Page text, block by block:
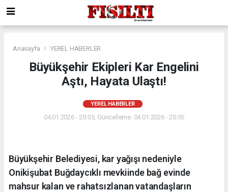
Anasayfa YEREL HABERLER
Büyükşehir Ekipleri Kar Engelini
Aştı, Hayata Ulaştı!
YEREL HABERLER
04.01.2026 - 20:05, Güncelleme: 04.01.2026 - 20:05
Büyükşehir Belediyesi, kar yağışı nedeniyle
Onikişubat Buğdaycıklı mevkiinde bağ evinde
mahsur kalan ve rahatsızlanan vatandaşların